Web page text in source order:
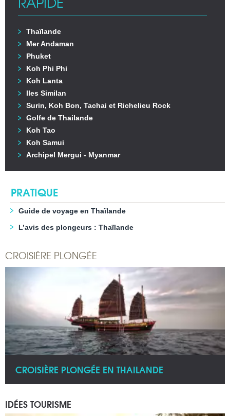
Thaïlande
Mer Andaman
Phuket
Koh Phi Phi
Koh Lanta
Iles Similan
Surin, Koh Bon, Tachai et Richelieu Rock
Golfe de Thailande
Koh Tao
Koh Samui
Archipel Mergui - Myanmar
PRATIQUE
Guide de voyage en Thaïlande
L’avis des plongeurs : Thaïlande
CROISIÈRE PLONGÉE
CROISIÈRE PLONGÉE EN THAILANDE
IDÉES TOURISME